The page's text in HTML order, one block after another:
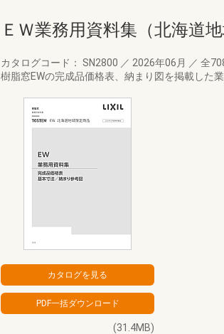
ＥＷ業務用資料集（北海道地
カタログコード： SN2800 ／ 2026年06月 ／ 全
樹脂窓EWの完成品価格表、納まり図を掲載した
(31.4MB)